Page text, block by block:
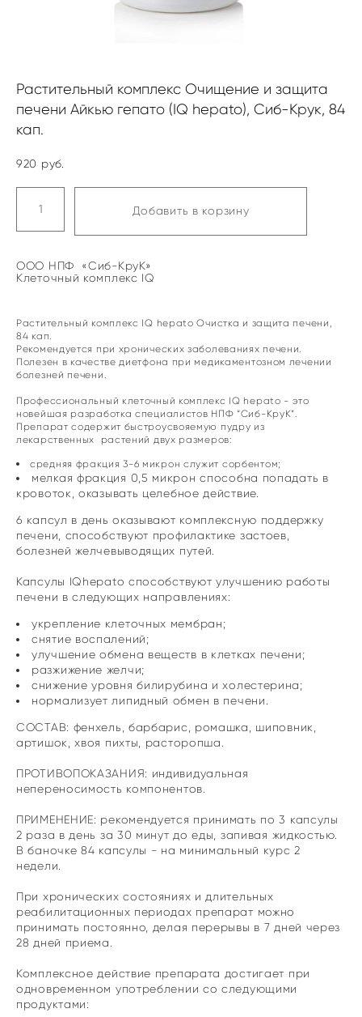
Растительный комплекс Очищение и защита
печени Айкью гепато (IQ hepato), Сиб-Крук, 84
кап.
920 pуб.
Добавить в корзину
ООО НПФ «Сиб-КруК»
Клеточный комплекс IQ
Растительный комплекс IQ hepato Очистка и защита печени,
84 кап.
Рекомендуется при хронических заболеваниях печени.
Полезен в качестве диетфона при медикаментозном лечении
болезней печени.
Профессиональный клеточный комплекс IQ hepato - это
новейшая разработка специалистов НПФ “Сиб-КруК”.
Препарат содержит быстроусвояемую пудру из
лекарственных растений двух размеров:
средняя фракция 3-6 микрон служит сорбентом;
мелкая фракция 0,5 микрон способна попадать в
кровоток, оказывать целебное действие.
6 капсул в день оказывают комплексную поддержку
печени, способствуют профилактике застоев,
болезней желчевыводящих путей.
Капсулы IQhepato способствуют улучшению работы
печени в следующих направлениях:
укрепление клеточных мембран;
снятие воспалений;
улучшение обмена веществ в клетках печени;
разжижение желчи;
снижение уровня билирубина и холестерина;
нормализует липидный обмен в печени.
СОСТАВ: фенхель, барбарис, ромашка, шиповник,
артишок, хвоя пихты, расторопша.
ПРОТИВОПОКАЗАНИЯ: индивидуальная
непереносимость компонентов.
ПРИМЕНЕНИЕ: рекомендуется принимать по 3 капсулы
2 раза в день за 30 минут до еды, запивая жидкостью.
В баночке 84 капсулы - на минимальный курс 2
недели.
При хронических состояниях и длительных
реабилитационных периодах препарат можно
принимать постоянно, делая перерывы в 7 дней через
28 дней приема.
Комплексное действие препарата достигает при
одновременном употреблении со следующими
продуктами: